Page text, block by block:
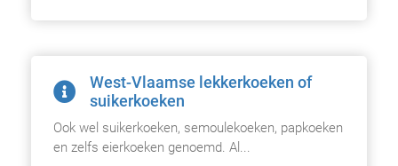
West-Vlaamse lekkerkoeken of
suikerkoeken
Ook wel suikerkoeken, semoulekoeken, papkoeken
en zelfs eierkoeken genoemd. Al...